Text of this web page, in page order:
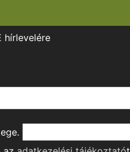
hírlevelére